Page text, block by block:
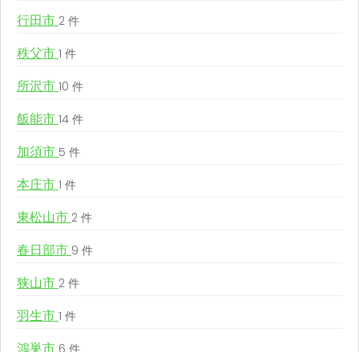
行田市 2 件
秩父市 1 件
所沢市 10 件
飯能市 14 件
加須市 5 件
本庄市 1 件
東松山市 2 件
春日部市 9 件
狭山市 2 件
羽生市 1 件
6 件